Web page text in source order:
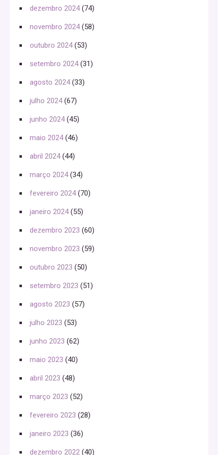
dezembro 2024(74)
novembro 2024(58)
outubro 2024(53)
setembro 2024(31)
agosto 2024(33)
julho 2024(67)
junho 2024(45)
maio 2024(46)
abril 2024(44)
março 2024(34)
fevereiro 2024(70)
janeiro 2024(55)
dezembro 2023 (60)
novembro 2023 (59)
outubro 2023 (50)
setembro 2023 (51)
agosto 2023 (57)
julho 2023 (53)
junho 2023 (62)
maio 2023 (40)
abril 2023 (48)
março 2023 (52)
fevereiro 2023 (28)
janeiro 2023 (36)
dezembro 2022 (40)